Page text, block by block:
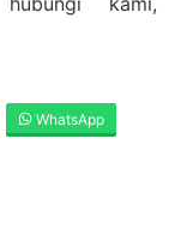
WhatsApp